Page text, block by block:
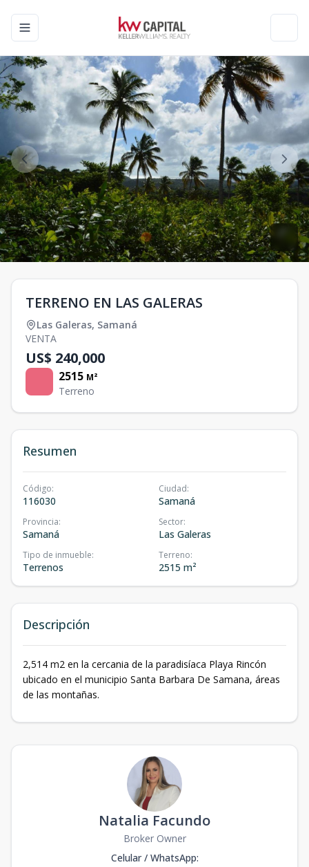
Toggle navigation menu
TERRENO EN LAS GALERAS
Las Galeras, Samaná
VENTA
US$ 240,000
2515 M²
Terreno
Resumen
Código:
116030
Ciudad:
Samaná
Provincia:
Samaná
Sector:
Las Galeras
Tipo de inmueble:
Terrenos
Terreno:
2515 m²
Descripción
2,514 m2 en la cercania de la paradisíaca Playa Rincón
ubicado en el municipio Santa Barbara De Samana, áreas
de las montañas.
Natalia Facundo
Broker Owner
Celular / WhatsApp: